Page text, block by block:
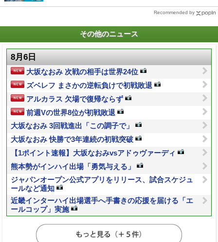
Recommended by
その他のニュース
8月6日
大坂なおみ 次戦の相手は世界24位
ズベレフ まさかの逆転負けで初戦敗退
アルカラス 欠場で復帰ならず
前週Vの世界8位が初戦敗退
大坂なおみ 3回戦進出「この調子で」
大坂なおみ 快勝で3年連続の初戦突破
【1ポイント速報】大坂なおみvsアドゥヴァーディ
熊本勢がインハイ出場「勇気与える」
ジャパンオープン公式アプリをリリース、試合スケジュ
ールなど通知
近畿インターハイ出場選手へ手書きの応援を届ける「エ
ールコップ」実施